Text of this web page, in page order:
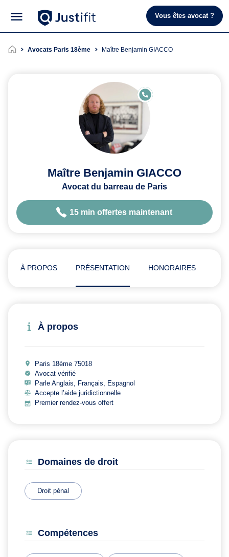
Vous êtes avocat ?
Avocats Paris 18ème Maître Benjamin GIACCO
E
N
Maître Benjamin GIACCO
Avocat du barreau de Paris
15 min offertes maintenant
À PROPOS PRÉSENTATION HONORAIRES
À propos
Paris 18ème 75018
Avocat vérifié
Parle Anglais, Français, Espagnol
Accepte l’aide juridictionnelle
Premier rendez-vous offert
Domaines de droit
Droit pénal
Compétences